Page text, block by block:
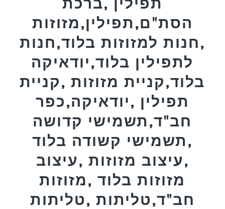
הסת"ם,תפילין,מזוזות
,חנות למזוזות בלוד,חנות
לתפילין בלוד,יודאיקה
בלוד,קניית מזוזות ,קניית
תפילין ,יודאיקה,כפר
חב"ד,תשמישי קדושה
,תשמישי קשודה בלוד
,עיצוב מזוזות ,עיצוב
מזוזות בלוד ,מזוזות
חב"ד,טליתות ,טליתות